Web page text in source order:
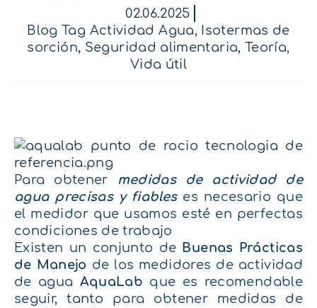
02.06.2025
Blog Tag Actividad Agua, Isotermas de
sorción, Seguridad alimentaria, Teoría,
Vida útil
Para obtener medidas de actividad de
agua precisas y fiableses necesario que
el medidor que usamos esté en perfectas
condiciones de trabajo
Existen un conjunto de Buenas Prácticas
de Manejo de los medidores de actividad
de agua AquaLab que es recomendable
seguir, tanto para obtener medidas de